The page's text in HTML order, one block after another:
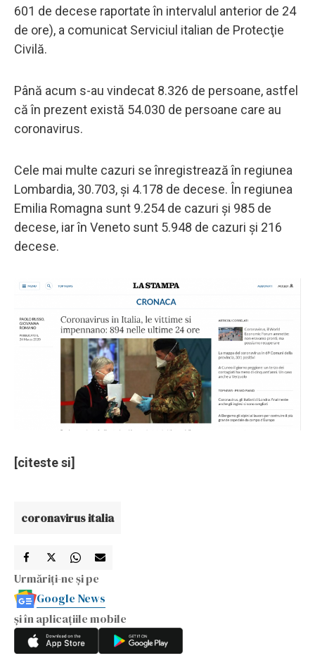
601 de decese raportate în intervalul anterior de 24
de ore), a comunicat Serviciul italian de Protecţie
Civilă.
Până acum s-au vindecat 8.326 de persoane, astfel
că în prezent există 54.030 de persoane care au
coronavirus.
Cele mai multe cazuri se înregistrează în regiunea
Lombardia, 30.703, şi 4.178 de decese. În regiunea
Emilia Romagna sunt 9.254 de cazuri şi 985 de
decese, iar în Veneto sunt 5.948 de cazuri şi 216
decese.
[citeste si]
coronavirus italia
Urmăriți-ne și pe
Google News
și în aplicațiile mobile